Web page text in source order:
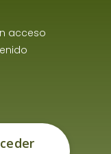
acceso